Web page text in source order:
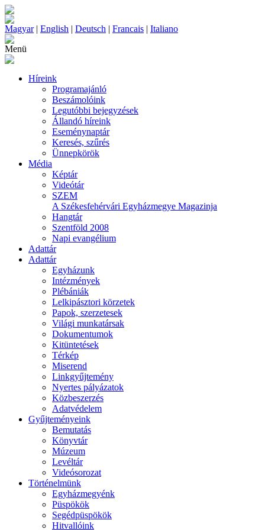
Magyar| English | Deutsch | Francais | Italiano
Menü
Híreink
Programajánló
Beszámolóink
Legutóbbi bejegyzések
Állandó híreink
Eseménynaptár
Keresés, szűrés
Ünnepkörök
Média
Képtár
Videótár
SZEM
A Székesfehérvári Egyházmegye Magazinja
Hangtár
Szentföld 2008
Napi evangélium
Adattár
Adattár
Egyházunk
Intézmények
Plébániák
Lelkipásztori körzetek
Papok, szerzetesek
Világi munkatársak
Dokumentumok
Kitüntetések
Térkép
Miserend
Linkgyűjtemény
Nyertes pályázatok
Közbeszerzés
Adatvédelem
Gyűjteményeink
Bemutatás
Könyvtár
Múzeum
Levéltár
Videósorozat
Történelmünk
Egyházmegyénk
Püspökök
Segédpüspökök
Hitvallóink